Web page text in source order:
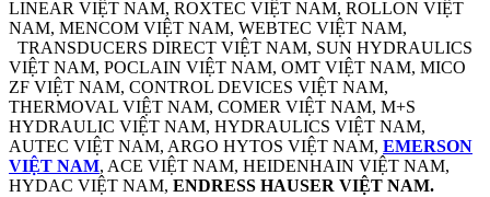
LINEAR VIỆT NAM, ROXTEC VIỆT NAM, ROLLON VIỆT
NAM, MENCOM VIỆT NAM, WEBTEC VIỆT NAM,
TRANSDUCERS DIRECT VIỆT NAM, SUN HYDRAULICS
VIỆT NAM, POCLAIN VIỆT NAM, OMT VIỆT NAM, MICO
ZF VIỆT NAM, CONTROL DEVICES VIỆT NAM,
THERMOVAL VIỆT NAM, COMER VIỆT NAM, M+S
HYDRAULIC VIỆT NAM, HYDRAULICS VIỆT NAM,
AUTEC VIỆT NAM, ARGO HYTOS VIỆT NAM, EMERSON
VIỆT NAM, ACE VIỆT NAM, HEIDENHAIN VIỆT NAM,
HYDAC VIỆT NAM, ENDRESS HAUSER VIỆT NAM.